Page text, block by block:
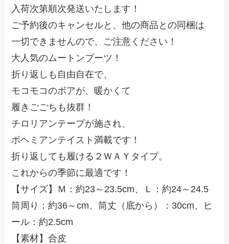
入荷次第順次発送いたします！
ご予約後のキャンセルと、他の商品との同梱は
一切できませんので、ご注意ください！
大人気のムートンブーツ！
折り返しも自由自在で、
モコモコのボアが、暖かくて
履きごごちも抜群！
チロリアンテープが施され、
ボヘミアンテイスト満載です！
折り返しても履ける２ＷＡＹタイプ。
これからの季節に最適です！
【サイズ】Ｍ：約23～23.5cm、Ｌ：約24～24.5
筒周り：約36～cm、筒丈（底から）：30cm、ヒ
ール：約2.5cm
【素材】合皮